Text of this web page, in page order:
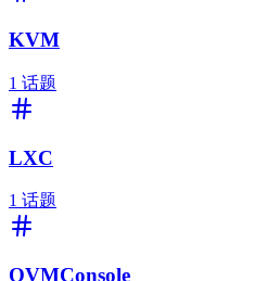
KVM
1 话题
LXC
1 话题
QVMConsole